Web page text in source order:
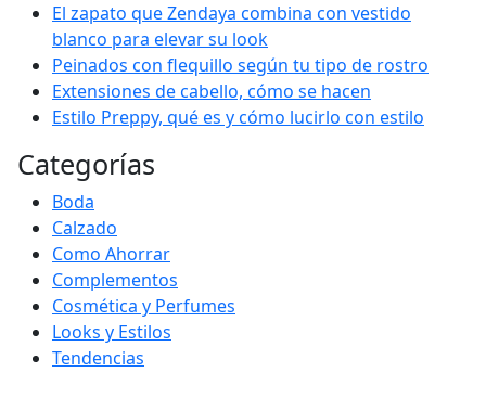
El zapato que Zendaya combina con vestido
blanco para elevar su look
Peinados con flequillo según tu tipo de rostro
Extensiones de cabello, cómo se hacen
Estilo Preppy, qué es y cómo lucirlo con estilo
Categorías
Boda
Calzado
Como Ahorrar
Complementos
Cosmética y Perfumes
Looks y Estilos
Tendencias